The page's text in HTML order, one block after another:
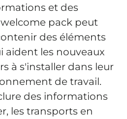
et des
pack peut
des éléments
aident les nouveaux
à s'installer dans leur
de travail.
des informations
les transports en